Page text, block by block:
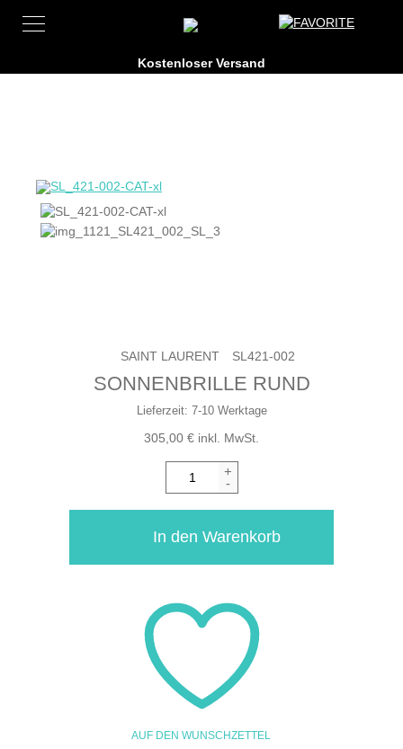
SL421-002
SAINT LAURENT
SONNENBRILLE RUND
Lieferzeit: 7-10 Werktage
305,00 € inkl. MwSt.
-
+
In den Warenkorb
AUF DEN WUNSCHZETTEL